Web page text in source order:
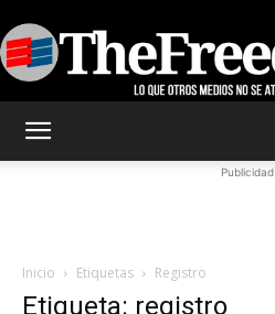
Publicidad
Inicio Etiquetas Registro
Etiqueta: registro